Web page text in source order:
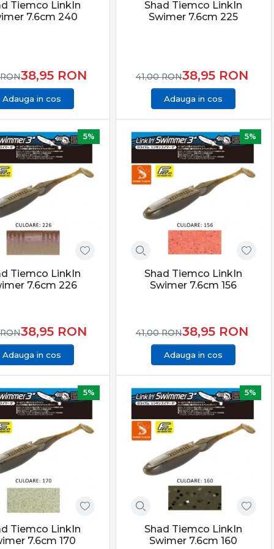
reală, diversitate și produse testate. Selecția
adaptabilitate și șanse reale la atacuri decisive,
Tiemco LinkIn
7.6cm 240
38,95 RON
RON
Adauga in cos
Shad Tiemco LinkIn
Swimer 7.6cm 225
38,95 RON
41,00RON
Adauga in cos
5%
Tiemco LinkIn
7.6cm 226
38,95 RON
RON
Adauga in cos
5%
Shad Tiemco LinkIn
Swimer 7.6cm 156
38,95 RON
41,00RON
Adauga in cos
5%
Tiemco LinkIn
7.6cm 170
5%
Shad Tiemco LinkIn
Swimer 7.6cm 160